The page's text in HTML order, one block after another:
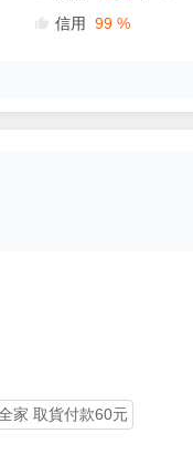
信用 99 %
家 取貨付款60元